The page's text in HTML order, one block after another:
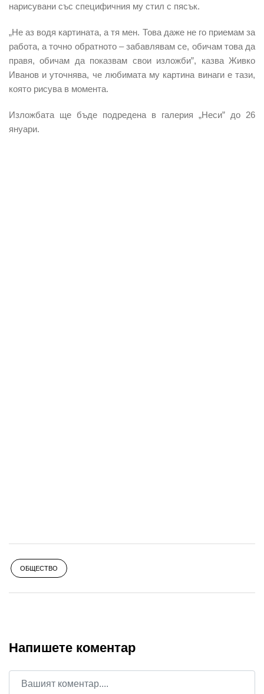
нарисувани със специфичния му стил с пясък.
„Не аз водя картината, а тя мен. Това даже не го приемам за
работа, а точно обратното – забавлявам се, обичам това да
правя, обичам да показвам свои изложби”, казва Живко
Иванов и уточнява, че любимата му картина винаги е тази,
която рисува в момента.
Изложбата ще бъде подредена в галерия „Неси” до 26
януари.
ОБЩЕСТВО
Напишете коментар